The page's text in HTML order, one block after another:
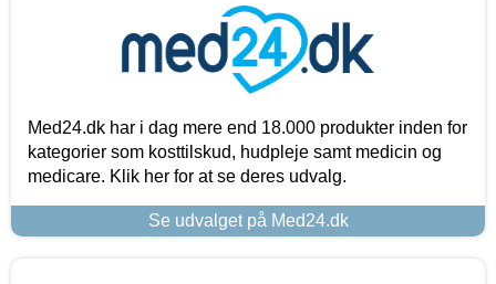
Med24.dk har i dag mere end 18.000 produkter inden for
kategorier som kosttilskud, hudpleje samt medicin og
medicare. Klik her for at se deres udvalg.
Se udvalget på Med24.dk